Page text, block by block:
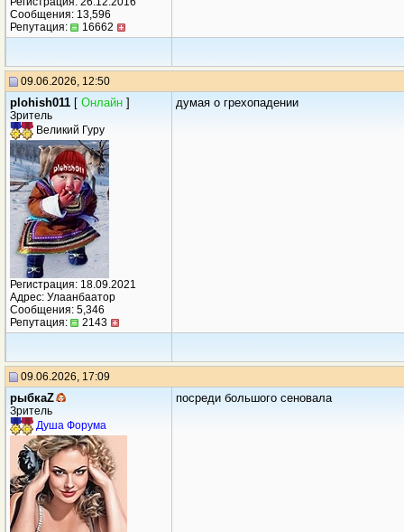
Сообщения: 13,596
Репутация:
16662
09.06.2026, 12:50
plohish011 [ Онлайн ]
Зритель
Великий Гуру
Регистрация: 18.09.2021
Адрес: Улаанбаатор
Сообщения: 5,346
Репутация:
2143
думая о грехопадении
09.06.2026, 17:09
рыбкаZ
Зритель
Душа Форума
посреди большого сеновала